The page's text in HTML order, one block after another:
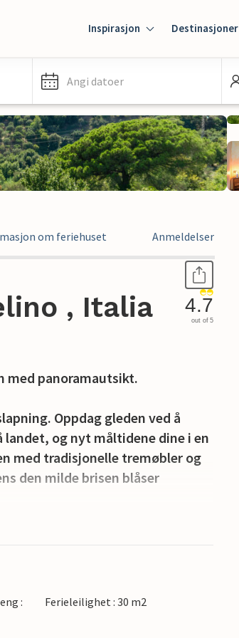
Inspirasjon Destinasjoner
Angi datoer
om feriehuset Anmeldelser
, Italia 4.7
out of 5
med panoramautsikt.
Oppdag gleden ved å
og nyt måltidene dine i en
med tradisjonelle tremøbler og
den milde brisen blåser
og la deg fortrylle av
:
Ferieleilighet : 30 m2